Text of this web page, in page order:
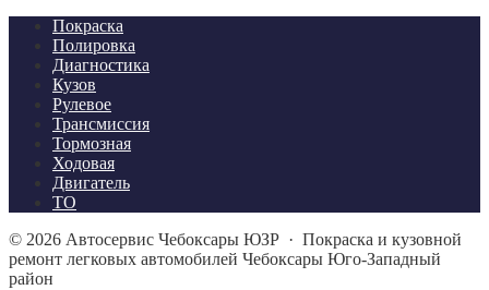
Покраска
Полировка
Диагностика
Кузов
Рулевое
Трансмиссия
Тормозная
Ходовая
Двигатель
ТО
© 2026 Автосервис Чебоксары ЮЗР · Покраска и кузовной
ремонт легковых автомобилей Чебоксары Юго-Западный
район